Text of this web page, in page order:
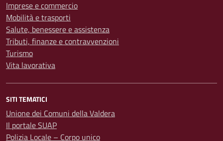
Imprese e commercio
Mobilità e trasporti
Salute, benessere e assistenza
Tributi, finanze e contravvenzioni
Turismo
Vita lavorativa
SITI TEMATICI
Unione dei Comuni della Valdera
Il portale SUAP
Polizia Locale – Corpo unico